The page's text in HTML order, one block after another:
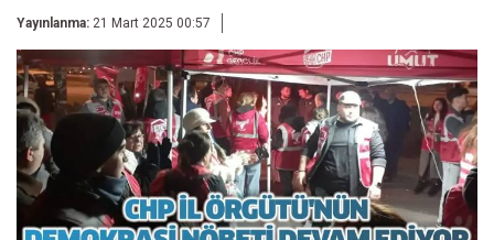
Yayınlanma: 21 Mart 2025 00:57